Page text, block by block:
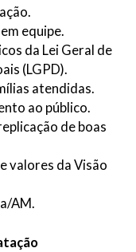
equipe.
da Lei Geral de
(LGPD).
atendidas.
ao público.
de boas
valores da Visão
AM.